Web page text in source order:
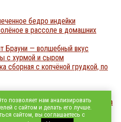
бедро индейки
в рассоле в домашних
Брауни — волшебный вкус
с хурмой и сыром
сборная с копчёной грудкой, по
из простых продуктов
конфиденциальности|
Карта
позволяет нам анализировать
с сайтом и делать его лучше.
сайтом, вы соглашаетесь с